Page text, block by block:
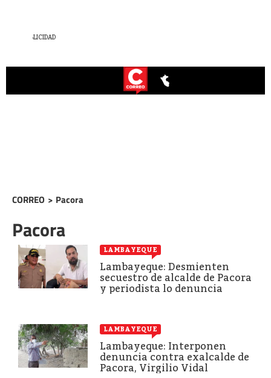
CORREO > Pacora
Pacora
LAMBAYEQUE
Lambayeque: Desmienten
secuestro de alcalde de Pacora
y periodista lo denuncia
LAMBAYEQUE
Lambayeque: Interponen
denuncia contra exalcalde de
Pacora, Virgilio Vidal